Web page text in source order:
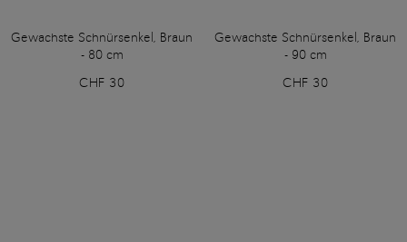
Gewachste Schnürsenkel, Braun
- 80 cm
CHF 30
Gewachste Schnürsenkel, Braun
- 90 cm
CHF 30